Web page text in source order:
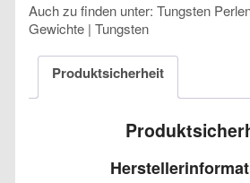
Auch zu finden unter: Tungsten
Gewichte | Tungsten
Produktsicherheit